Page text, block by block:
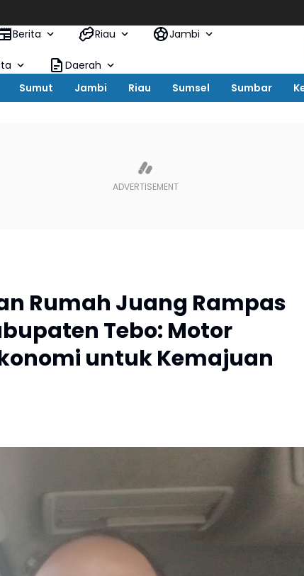
Berita Riau Jambi
Daerah
Sumut Jambi Riau Sumsel Sumbar
Rumah Juang Rampas
Tebo: Motor
untuk Kemajuan